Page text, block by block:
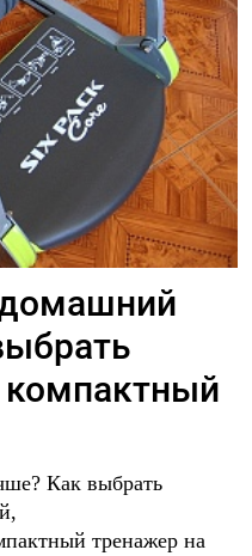
Как выбрать
тренажер на